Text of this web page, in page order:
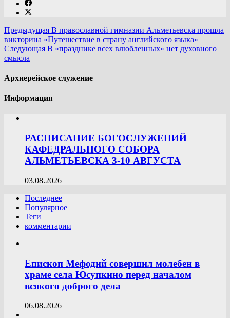
Предыдущая В православной гимназии Альметьевска прошла
викторина «Путешествие в страну английского языка»
Следующая В «празднике всех влюбленных» нет духовного
смысла
Архиерейское служение
Информация
РАСПИСАНИЕ БОГОСЛУЖЕНИЙ
КАФЕДРАЛЬНОГО СОБОРА
АЛЬМЕТЬЕВСКА 3-10 АВГУСТА
03.08.2026
Последнее
Популярное
Теги
комментарии
Епископ Мефодий совершил молебен в
храме села Юсупкино перед началом
всякого доброго дела
06.08.2026